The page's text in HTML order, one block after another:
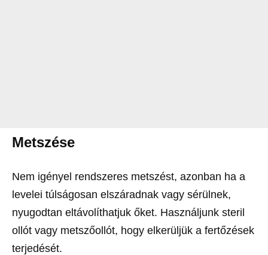
Metszése
Nem igényel rendszeres metszést, azonban ha a
levelei túlságosan elszáradnak vagy sérülnek,
nyugodtan eltávolíthatjuk őket. Használjunk steril
ollót vagy metszőollót, hogy elkerüljük a fertőzések
terjedését.